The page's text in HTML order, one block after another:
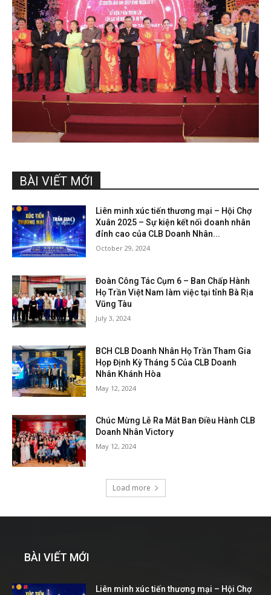
BÀI VIẾT MỚI
Liên minh xúc tiến thương mại – Hội Chợ
Xuân 2025 – Sự kiện kết nối doanh nhân
đỉnh cao của CLB Doanh Nhân...
October 29, 2024
Đoàn Công Tác Cụm 6 – Ban Chấp Hành
Họ Trần Việt Nam làm việc tại tỉnh Bà Rịa
Vũng Tàu
July 3, 2024
BCH CLB Doanh Nhân Họ Trần Tham Gia
Họp Định Kỳ Tháng 5 Của CLB Doanh
Nhân Khánh Hòa
May 12, 2024
Chúc Mừng Lễ Ra Mắt Ban Điều Hành CLB
Doanh Nhân Victory
May 12, 2024
Load more
BÀI VIẾT MỚI
Liên minh xúc tiến thương mại – Hội Chợ